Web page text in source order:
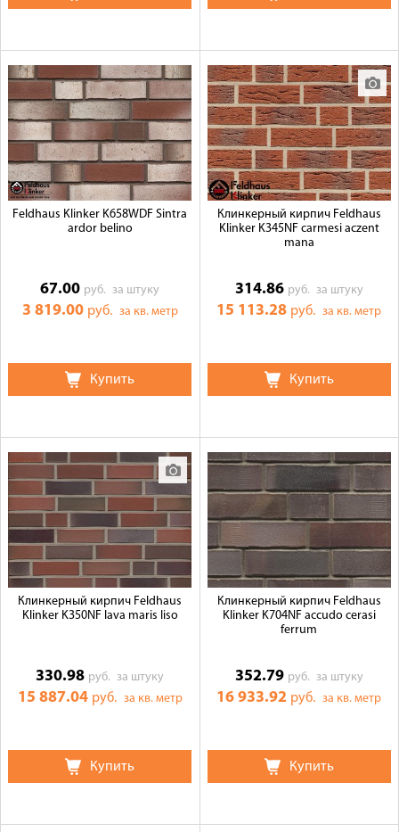
Feldhaus Klinker K658WDF Sintra
ardor belino
67.00 руб.за штуку
3 819.00 руб. за кв. метр
Купить
Клинкерный кирпич Feldhaus
Klinker K345NF carmesi aczent
mana
314.86 руб. за штуку
15 113.28 руб.за кв. метр
Купить
Клинкерный кирпич Feldhaus
Klinker K350NF lava maris liso
330.98 руб.за штуку
15 887.04 руб. за кв. метр
Купить
Клинкерный кирпич Feldhaus
Klinker K704NF accudo cerasi
ferrum
352.79 руб. за штуку
16 933.92 руб.за кв. метр
Купить